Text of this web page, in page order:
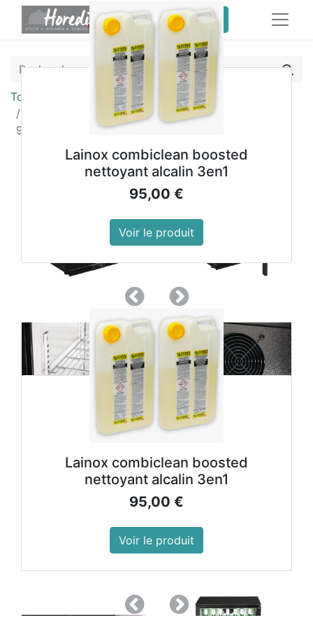
service client pro
Tous les produits
Arrière-bar une porte pleine noir Polar Série G
900mm 138L
Lainox combiclean boosted
nettoyant alcalin 3en1
95,00 €
Voir le produit
PrécedentSuivant
Lainox combiclean boosted
nettoyant alcalin 3en1
95,00 €
Voir le produit
PrécedentSuivant